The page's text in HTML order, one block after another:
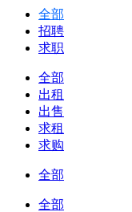
全部
招聘
求职
全部
出租
出售
求租
求购
全部
全部